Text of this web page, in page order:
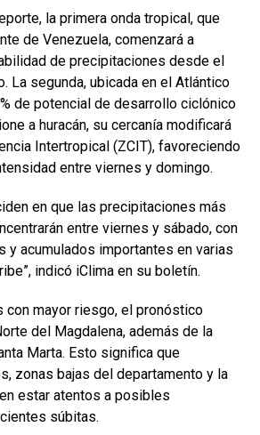
la primera onda tropical, que
de Venezuela, comenzará a
de precipitaciones desde el
La segunda, ubicada en el Atlántico
de potencial de desarrollo ciclónico
a huracán, su cercanía modificará
Intertropical (ZCIT), favoreciendo
entre viernes y domingo.
en que las precipitaciones más
entre viernes y sábado, con
y acumulados importantes en varias
indicó iClima en su boletín.
con mayor riesgo, el pronóstico
del Magdalena, además de la
Marta. Esto significa que
zonas bajas del departamento y la
estar atentos a posibles
súbitas.